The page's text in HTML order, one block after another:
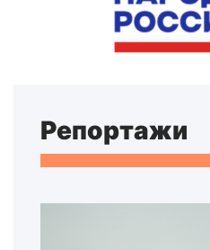
Репортажи